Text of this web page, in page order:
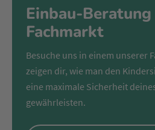
Einbau-
Fachmarkt
Besuche uns in einem unserer
zeigen dir, wie man den
eine maximale Sicherheit
gewährleisten.